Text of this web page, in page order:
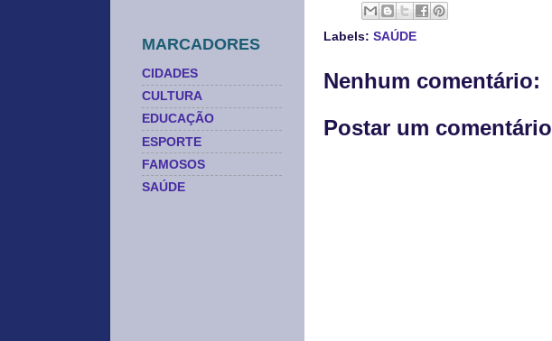
Labels: SAÚDE
Nenhum comentário:
Postar um comentário
MARCADORES
CIDADES
CULTURA
EDUCAÇÃO
ESPORTE
FAMOSOS
SAÚDE